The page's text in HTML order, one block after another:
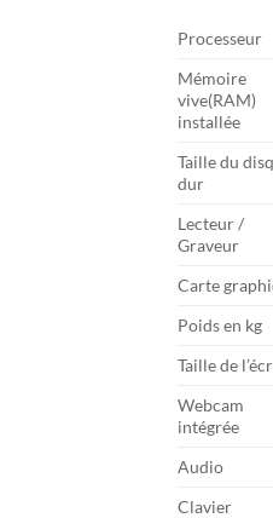
Processeur
Mémoire
vive(RAM)
installée
Taille du
dur
Lecteur /
Graveur
Carte
Poids en kg
Taille de
Webcam
intégrée
Audio
Clavier